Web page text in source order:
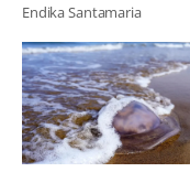
Endika Santamaria